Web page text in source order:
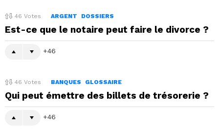
46 Votes ARGENT DOSSIERS
Est-ce que le notaire peut faire le divorce ?
46
46 Votes BANQUES GLOSSAIRE
Qui peut émettre des billets de trésorerie ?
46